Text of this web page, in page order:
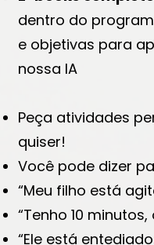
dentro do
e objetivas para
nossa IA
Peça atividades
quiser!
Você pode dizer
“Meu filho está
“Tenho 10
“Ele está